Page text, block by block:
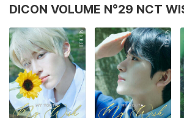
DICON VOLUME N°29 NCT